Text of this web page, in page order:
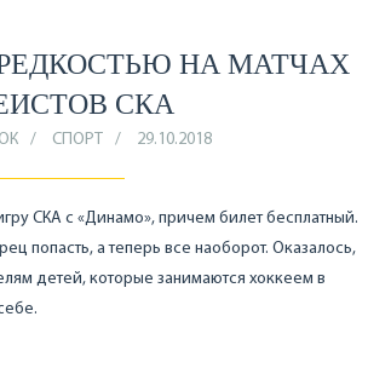
НА МАТЧАХ
СКА
СПОРТ 29.10.2018
СКА с «Динамо», причем билет бесплатный.
попасть, а теперь все наоборот. Оказалось,
детей, которые занимаются хоккеем в